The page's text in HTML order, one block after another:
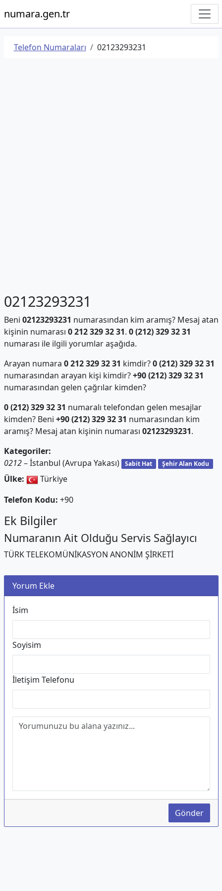
numara.gen.tr
Telefon Numaraları 02123293231
02123293231
Beni 02123293231 numarasından kim aramış? Mesaj atan
kişinin numarası 0 212 329 32 31. 0 (212) 329 32 31
numarası ile ilgili yorumlar aşağıda.
Arayan numara 0 212 329 32 31 kimdir?0 (212) 329 32 31
numarasından arayan kişi kimdir?+90 (212) 329 32 31
numarasından gelen çağrılar kimden?
0 (212) 329 32 31 numaralı telefondan gelen mesajlar
kimden? Beni +90 (212) 329 32 31 numarasından kim
aramış? Mesaj atan kişinin numarası 02123293231.
Kategoriler:
0212– İstanbul (Avrupa Yakası) Sabit Hat Şehir Alan Kodu
Ülke:
Türkiye
Telefon Kodu: +90
Ek Bilgiler
Numaranın Ait Olduğu Servis Sağlayıcı
TÜRK TELEKOMÜNİKASYON ANONİM ŞİRKETİ
Yorum Ekle
İsim
Soyisim
İletişim Telefonu
Gönder